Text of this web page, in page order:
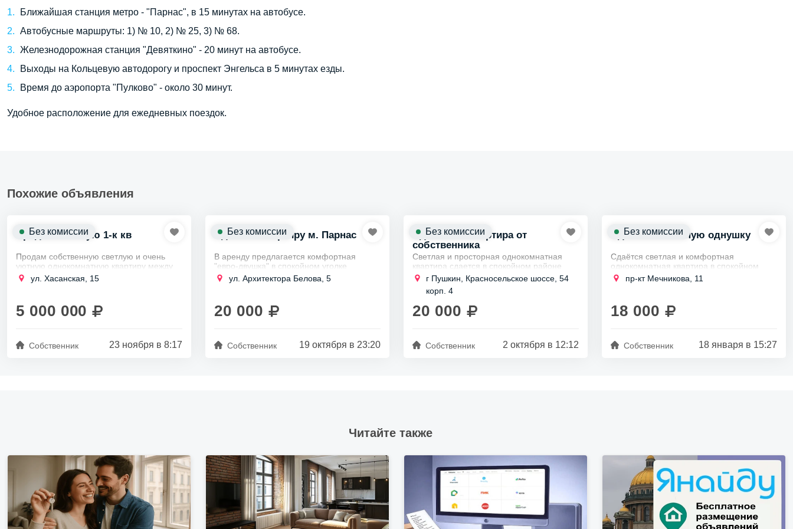
Ближайшая станция метро - "Парнас", в 15 минутах на автобусе.
Автобусные маршруты: 1) № 10, 2) № 25, 3) № 68.
Железнодорожная станция "Девяткино" - 20 минут на автобусе.
Выходы на Кольцевую автодорогу и проспект Энгельса в 5 минутах езды.
Время до аэропорта "Пулково" - около 30 минут.
Удобное расположение для ежедневных поездок.
Похожие объявления
Продаю светлую 1-к кв
Продам собственную светлую и очень
уютную однокомнатную квартиру между
Красногвардейском и Невском районами
около станции метро Проспект
ул. Хасанская, 15
5 000 000
Собственник 23 ноября в 8:17
Без комиссии Сдам 1-к квартиру м. Парнас
В аренду предлагается комфортная
"евро-двушка" в спокойном уголке
Выборгского района, всего в 15 минутах
пешком от метро Парнас.
ул. Архитектора Белова, 5
20 000
Собственник 19 октября в 23:20
Без комиссии
Сдается 1к квартира от
собственника
Светлая и просторная однокомнатная
квартира сдается в спокойном районе
Кировского района.
Метро Проспект Ветеранов находится в 1-
15 минутах на...
г Пушкин, Красносельское шоссе, 54
корп. 4
20 000
Собственник 2 октября в 12:12
Без комиссии Сдам собственную однушку
Сдаётся светлая и комфортная
однокомнатная квартира в спокойном
районе Выборга,
рядом с метро Лесная.
пр-кт Мечникова, 11
18 000
Собственник 18 января в 15:27
Без комиссии
Читайте также